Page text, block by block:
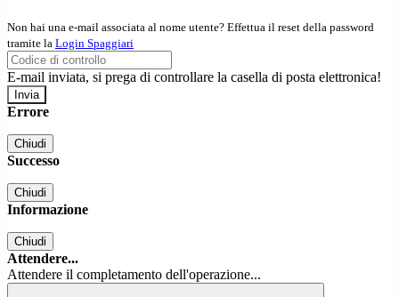
Non hai una e-mail associata al nome utente? Effettua il reset della password
tramite la Login Spaggiari
E-mail inviata, si prega di controllare la casella di posta elettronica!
Errore
Chiudi
Successo
Chiudi
Informazione
Chiudi
Attendere...
Attendere il completamento dell'operazione...